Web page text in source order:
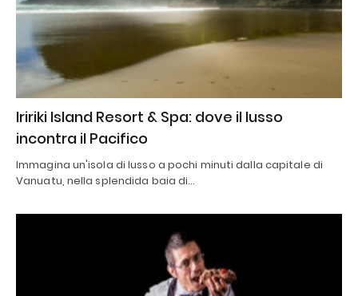
Iririki Island Resort & Spa: dove il lusso
incontra il Pacifico
Immagina un'isola di lusso a pochi minuti dalla capitale di
Vanuatu, nella splendida baia di…